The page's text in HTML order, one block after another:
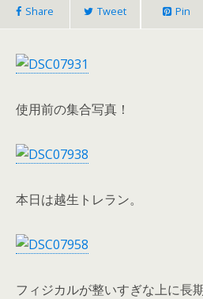
Share Tweet Pin
使用前の集合写真！
本日は越生トレラン。
フィジカルが整いすぎな上に長